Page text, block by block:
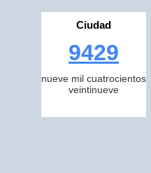
Ciudad
9429
nueve mil cuatrocientos
veintinueve